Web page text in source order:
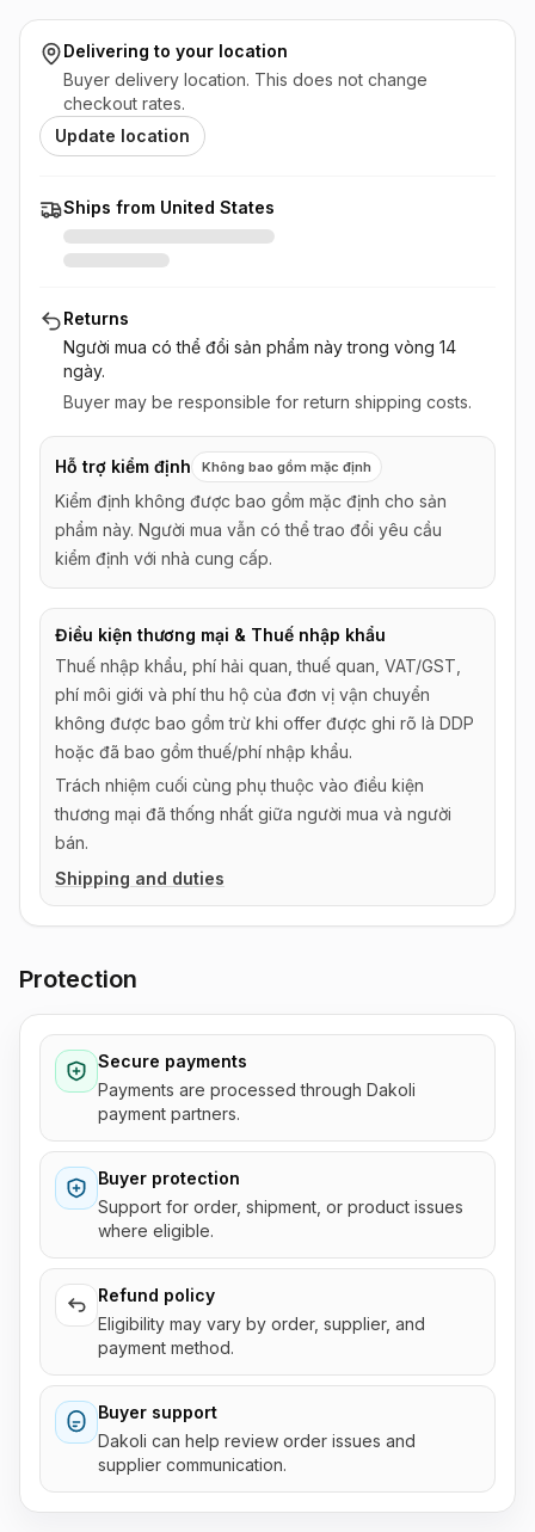
Delivering to your location
Buyer delivery location. This does not change
checkout rates.
Update location
Ships from United States
Returns
Người mua có thể đổi sản phẩm này trong vòng 14
ngày.
Buyer may be responsible for return shipping costs.
Hỗ trợ kiểm định Không bao gồm mặc định
Kiểm định không được bao gồm mặc định cho sản
phẩm này. Người mua vẫn có thể trao đổi yêu cầu
kiểm định với nhà cung cấp.
Điều kiện thương mại & Thuế nhập khẩu
Thuế nhập khẩu, phí hải quan, thuế quan, VAT/GST,
phí môi giới và phí thu hộ của đơn vị vận chuyển
không được bao gồm trừ khi offer được ghi rõ là DDP
hoặc đã bao gồm thuế/phí nhập khẩu.
Trách nhiệm cuối cùng phụ thuộc vào điều kiện
thương mại đã thống nhất giữa người mua và người
bán.
Shipping and duties
Protection
Secure payments
Payments are processed through Dakoli
payment partners.
Buyer protection
Support for order, shipment, or product issues
where eligible.
Refund policy
Eligibility may vary by order, supplier, and
payment method.
Buyer support
Dakoli can help review order issues and
supplier communication.